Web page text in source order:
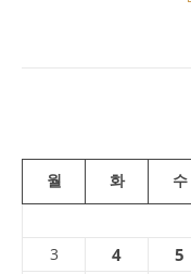
월 화 수
3 4 5